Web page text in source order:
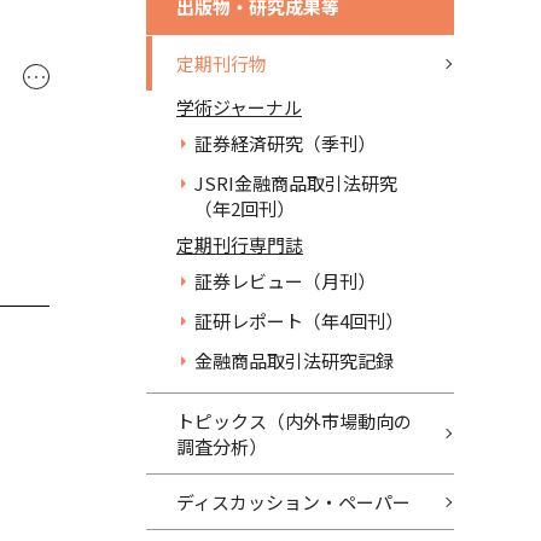
･･･
出版物・研究成果等
定期刊行物
学術ジャーナル
証券経済研究（季刊）
JSRI金融商品取引法研究
（年2回刊）
定期刊行専門誌
証券レビュー（月刊）
証研レポート（年4回刊）
金融商品取引法研究記録
トピックス（内外市場動向の
調査分析）
ディスカッション・ペーパー